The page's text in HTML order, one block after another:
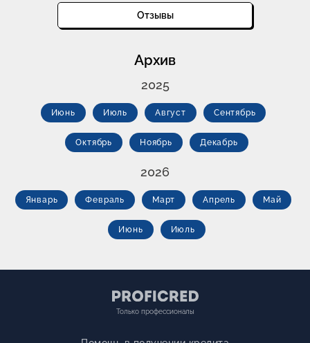
Отзывы
Архив
2025
Июнь Июль Август Сентябрь
Октябрь Ноябрь Декабрь
2026
Январь Февраль Март Апрель Май
Июнь Июль
Только профессионалы